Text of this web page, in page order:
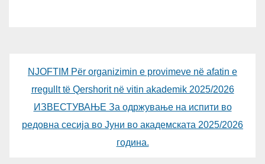
NJOFTIM Për organizimin e provimeve në afatin e
rregullt të Qershorit në vitin akademik 2025/2026
ИЗВЕСТУВАЊЕ За одржување на испити во
редовна сесија во Јуни во академската 2025/2026
година.